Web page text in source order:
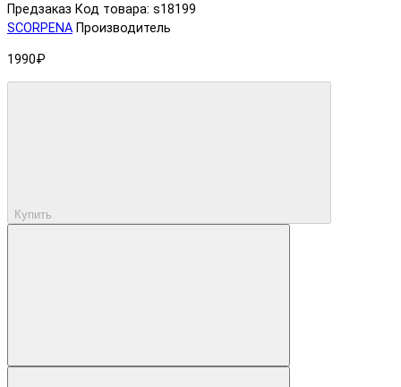
Предзаказ Код товара: s18199
SCORPENA Производитель
1990₽
Купить